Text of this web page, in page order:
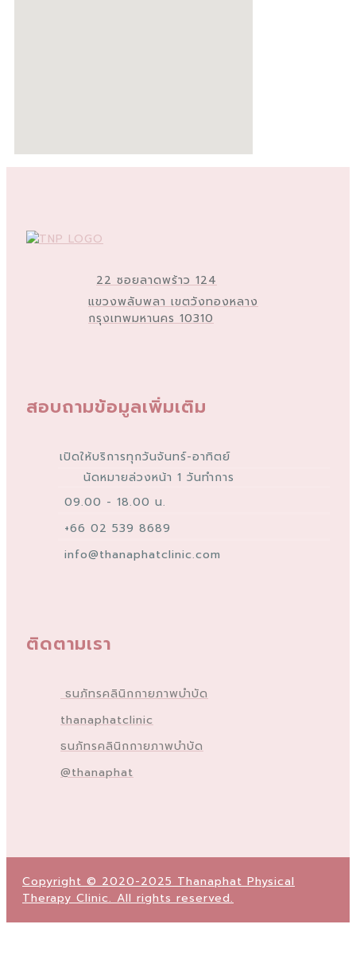
22 ซอยลาดพร้าว 124
แขวงพลับพลา เขตวังทองหลาง
กรุงเทพมหานคร 10310
สอบถามข้อมูลเพิ่มเติม
เปิดให้บริการทุกวันจันทร์-อาทิตย์
นัดหมายล่วงหน้า 1 วันทำการ
09.00 - 18.00 น.
+66 02 539 8689
info@thanaphatclinic.com
ติดตามเรา
ธนภัทรคลินิกกายภาพบำบัด
thanaphatclinic
ธนภัทรคลินิกกายภาพบำบัด
@thanaphat
Copyright © 2020-2025 Thanaphat Physical
Therapy Clinic. All rights reserved.